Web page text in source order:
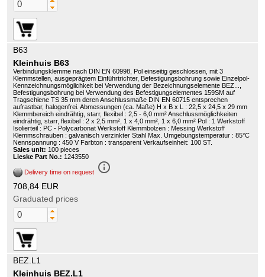
B63
Kleinhuis B63
Verbindungsklemme nach DIN EN 60998, Pol einseitig geschlossen, mit 3
Klemmstellen, ausgeprägtem Einführtrichter, Befestigungsbohrung sowie Einzelpol-
Kennzeichnungsmöglichkeit bei Verwendung der Bezeichnungselemente BEZ...,
Befestigungsbohrung bei Verwendung des Befestigungselementes 159SM auf
Tragschiene TS 35 mm deren Anschlussmaße DIN EN 60715 entsprechen
aufrastbar, halogenfrei. Abmessungen (ca. Maße) H x B x L : 22,5 x 24,5 x 29 mm
Klemmbereich eindrähtig, starr, flexibel : 2,5 - 6,0 mm² Anschlussmöglichkeiten
eindrähtig, starr, flexibel : 2 x 2,5 mm², 1 x 4,0 mm², 1 x 6,0 mm² Pol : 1 Werkstoff
Isolierteil : PC - Polycarbonat Werkstoff Klemmbolzen : Messing Werkstoff
Klemmschrauben : galvanisch verzinkter Stahl Max. Umgebungstemperatur : 85°C
Nennspannung : 450 V Farbton : transparent Verkaufseinheit: 100 ST.
Sales unit: 100 pieces
Lieske Part No.: 1243550
Delivery time on request info_outline
708,84 EUR
Graduated prices
BEZ.L1
Kleinhuis BEZ.L1